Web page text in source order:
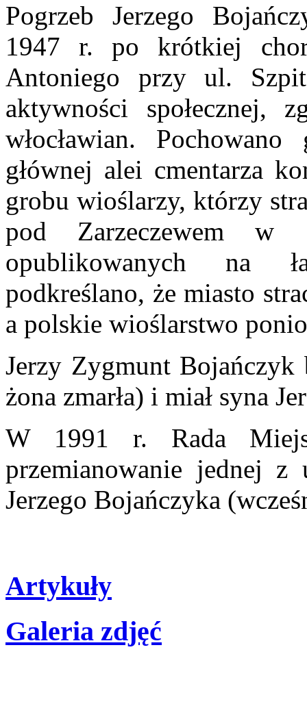
Pogrzeb Jerzego
1947 r. po krótkiej
Antoniego przy ul.
aktywności społecznej,
włocławian.
głównej alei cmentarza
grobu wioślarzy, którzy
pod Zarzeczewem w
opublikowanych na
podkreślano, że miasto
a polskie wioślarstwo
Jerzy Zygmunt Bojańczyk
żona zmarła) i miał syna
W 1991 r. Rada
przemianowanie jednej
Jerzego Bojańczyka
Artykuły
Galeria zdjęć